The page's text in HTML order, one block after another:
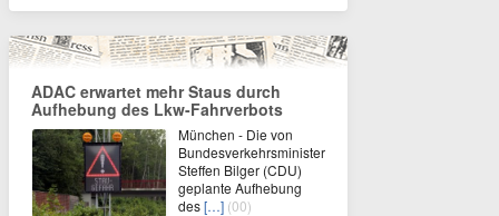
ADAC erwartet mehr Staus durch
Aufhebung des Lkw-Fahrverbots
München - Die von
Bundesverkehrsminister
Steffen Bilger (CDU)
geplante Aufhebung
des[…] (00)